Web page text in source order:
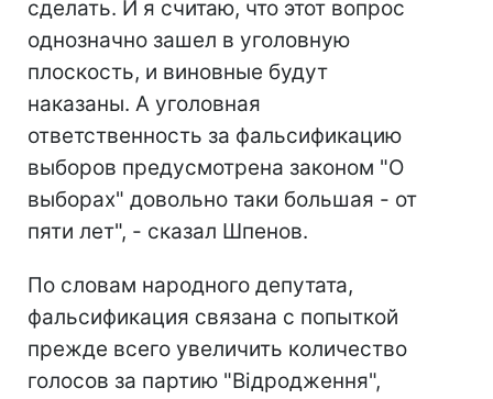
сделать. И я считаю, что этот вопрос
однозначно зашел в уголовную
плоскость, и виновные будут
наказаны. А уголовная
ответственность за фальсификацию
выборов предусмотрена законом "О
выборах" довольно таки большая - от
пяти лет", - сказал Шпенов.
По словам народного депутата,
фальсификация связана с попыткой
прежде всего увеличить количество
голосов за партию "Відродження",